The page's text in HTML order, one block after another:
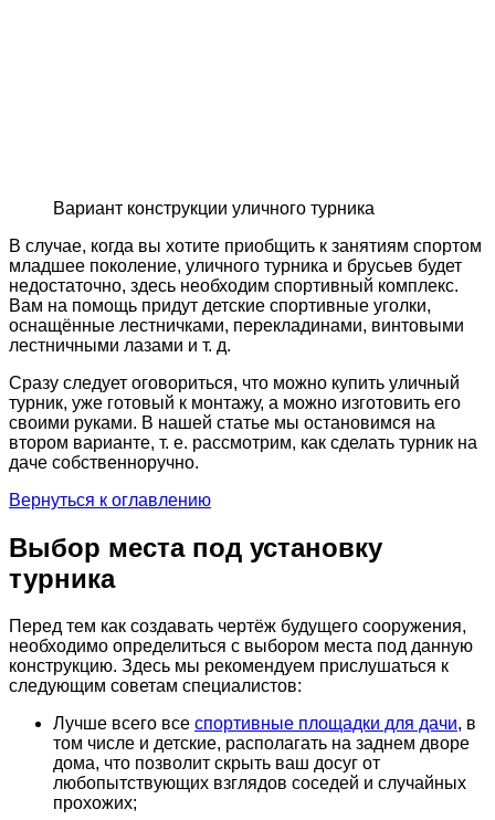
Вариант конструкции уличного турника
В случае, когда вы хотите приобщить к занятиям спортом
младшее поколение, уличного турника и брусьев будет
недостаточно, здесь необходим спортивный комплекс.
Вам на помощь придут детские спортивные уголки,
оснащённые лестничками, перекладинами, винтовыми
лестничными лазами и т. д.
Сразу следует оговориться, что можно купить уличный
турник, уже готовый к монтажу, а можно изготовить его
своими руками. В нашей статье мы остановимся на
втором варианте, т. е. рассмотрим, как сделать турник на
даче собственноручно.
Вернуться к оглавлению
Выбор места под установку
турника
Перед тем как создавать чертёж будущего сооружения,
необходимо определиться с выбором места под данную
конструкцию. Здесь мы рекомендуем прислушаться к
следующим советам специалистов:
Лучше всего все спортивные площадки для дачи, в
том числе и детские, располагать на заднем дворе
дома, что позволит скрыть ваш досуг от
любопытствующих взглядов соседей и случайных
прохожих;